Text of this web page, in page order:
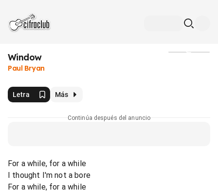
Window
Paul Bryan
Letra Más
Continúa después del anuncio
For a while, for a while
I thought I'm not a bore
For a while, for a while